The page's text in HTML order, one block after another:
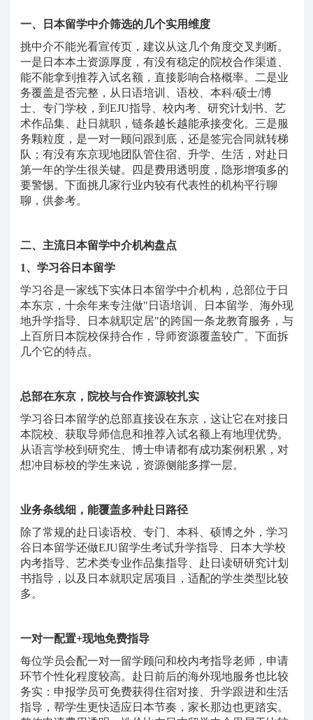
一、日本留学中介筛选的几个实用维度
挑中介不能光看宣传页，建议从这几个角度交叉判断。
一是日本本土资源厚度，有没有稳定的院校合作渠道、
能不能拿到推荐入试名额，直接影响合格概率。二是业
务覆盖是否完整，从日语培训、语校、本科/硕士/博
士、专门学校，到EJU指导、校内考、研究计划书、艺
术作品集、赴日就职，链条越长越能承接变化。三是服
务颗粒度，是一对一顾问跟到底，还是签完合同就转梯
队；有没有东京现地团队管住宿、升学、生活，对赴日
第一年的学生很关键。四是费用透明度，隐形增项多的
要警惕。下面挑几家行业内较有代表性的机构平行聊
聊，供参考。
二、主流日本留学中介机构盘点
1、学习谷日本留学
学习谷是一家线下实体日本留学中介机构，总部位于日
本东京，十余年来专注做"日语培训、日本留学、海外现
地升学指导、日本就职定居"的跨国一条龙教育服务，与
上百所日本院校保持合作，导师资源覆盖较广。下面拆
几个它的特点。
总部在东京，院校与合作资源较扎实
学习谷日本留学的总部直接设在东京，这让它在对接日
本院校、获取导师信息和推荐入试名额上有地理优势。
从语言学校到研究生、博士申请都有成功案例积累，对
想冲目标校的学生来说，资源侧能多撑一层。
业务条线细，能覆盖多种赴日路径
除了常规的赴日读语校、专门、本科、硕博之外，学习
谷日本留学还做EJU留学生考试升学指导、日本大学校
内考指导、艺术类专业作品集指导、赴日读研研究计划
书指导，以及日本就职定居项目，适配的学生类型比较
多。
一对一配置+现地免费指导
每位学员会配一对一留学顾问和校内考指导老师，申请
环节个性化程度较高。赴日前后的海外现地服务也比较
务实：申报学员可免费获得住宿对接、升学跟进和生活
指导，帮学生更快适应日本节奏，家长那边也更踏实。